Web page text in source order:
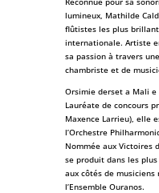
lumineux, Mathilde
flûtistes les plus
internationale. Artiste
sa passion à travers
chambriste et de
Orsimie derset a Mali e
Lauréate de concours
Maxence Larrieu), elle
l’Orchestre
Nommée aux Victoires
se produit dans les plus
aux côtés de
l’Ensemble Ouranos.